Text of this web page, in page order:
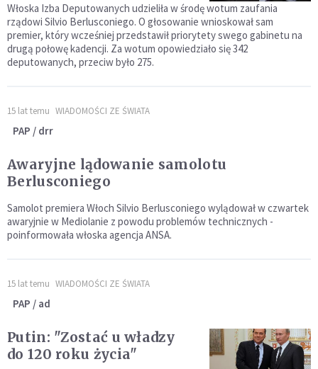
Włoska Izba Deputowanych udzieliła w środę wotum zaufania
rządowi Silvio Berlusconiego. O głosowanie wnioskował sam
premier, który wcześniej przedstawił priorytety swego gabinetu na
drugą połowę kadencji. Za wotum opowiedziało się 342
deputowanych, przeciw było 275.
15 lat temu WIADOMOŚCI ZE ŚWIATA
PAP / drr
Awaryjne lądowanie samolotu
Berlusconiego
Samolot premiera Włoch Silvio Berlusconiego wylądował w czwartek
awaryjnie w Mediolanie z powodu problemów technicznych -
poinformowała włoska agencja ANSA.
15 lat temu WIADOMOŚCI ZE ŚWIATA
PAP / ad
Putin: "Zostać u władzy
do 120 roku życia"